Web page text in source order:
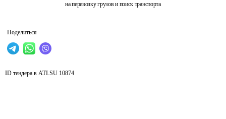
на перевозку грузов и поиск транспорта
Поделиться
ID тендера в ATI.SU 10874